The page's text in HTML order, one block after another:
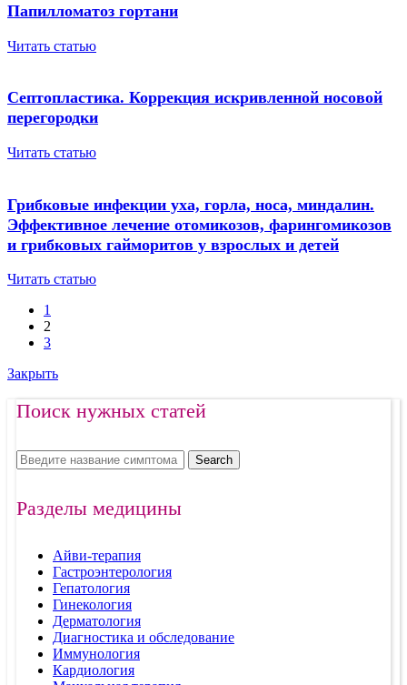
Папилломатоз гортани
Читать статью
Септопластика. Коррекция искривленной носовой
перегородки
Читать статью
Грибковые инфекции уха, горла, носа, миндалин.
Эффективное лечение отомикозов, фарингомикозов
и грибковых гайморитов у взрослых и детей
Читать статью
1
2
3
Закрыть
Поиск нужных статей
Search
Разделы медицины
Айви-терапия
Гастроэнтерология
Гепатология
Гинекология
Дерматология
Диагностика и обследование
Иммунология
Кардиология